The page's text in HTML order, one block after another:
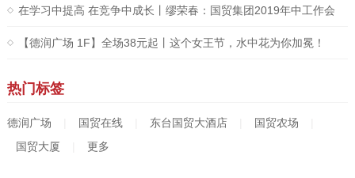
在学习中提高 在竞争中成长丨缪荣春：国贸集团2019年中工作会
议上的讲话
【德润广场 1F】全场38元起丨这个女王节，水中花为你加冕！
热门标签
德润广场 国贸在线 东台国贸大酒店 国贸农场
国贸大厦
更多